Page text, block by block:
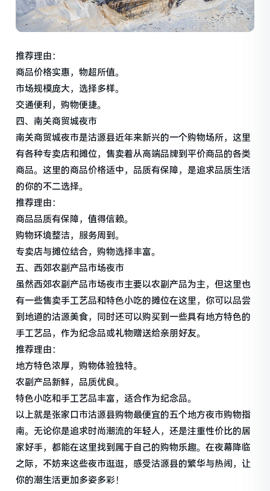
推荐理由：
商品价格实惠，物超所值。
市场规模庞大，选择多样。
交通便利，购物便捷。
四、南关商贸城夜市
南关商贸城夜市是沽源县近年来新兴的一个购物场所，这里
有各种专卖店和摊位，售卖着从高端品牌到平价商品的各类
商品。这里的商品价格适中，品质有保障，是追求品质生活
的你的不二选择。
推荐理由：
商品品质有保障，值得信赖。
购物环境整洁，服务周到。
专卖店与摊位结合，购物选择丰富。
五、西郊农副产品市场夜市
虽然西郊农副产品市场夜市主要以农副产品为主，但这里也
有一些售卖手工艺品和特色小吃的摊位在这里，你可以品尝
到地道的沽源美食，同时还可以购买到一些具有地方特色的
手工艺品，作为纪念品或礼物赠送给亲朋好友。
推荐理由：
地方特色浓厚，购物体验独特。
农副产品新鲜，品质优良。
特色小吃和手工艺品丰富，适合作为纪念品。
以上就是张家口市沽源县购物最便宜的五个地方夜市购物指
南。无论你是追求时尚潮流的年轻人，还是注重性价比的居
家好手，都能在这里找到属于自己的购物乐趣。在夜幕降临
之际，不妨来这些夜市逛逛，感受沽源县的繁华与热闹，让
你的潮生活更加多姿多彩！